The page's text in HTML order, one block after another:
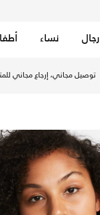
رجال نساء
توصيل مجاني، إرجاع مجاني